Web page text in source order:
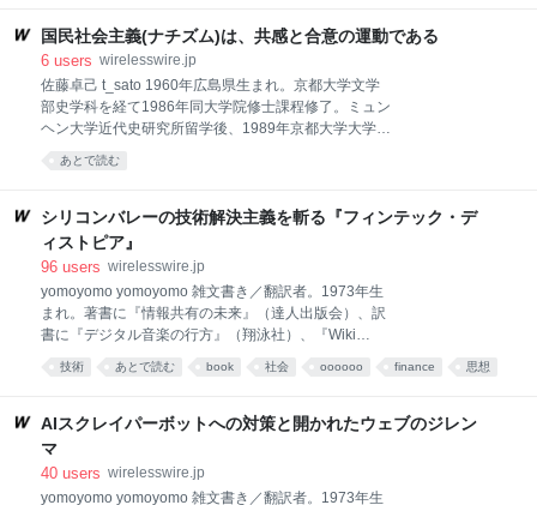
だ。 しかし、いざやってみるとすぐに壁にぶつかる。 モデルはローカル
で動いても、「知識」はローカルにないのである。 ローカルLLMにも
Webの知識は必要だが… LLMは大量のテキストで事前学習されていると
はいえ、「いま」「ここ」で必要な具体的な情報はだいたいWebにあ
る。 ちょっとマニアックなエラーコードの意味 特定ツールの最新ドキュ
国民社会主義(ナチズム)は、共感と合意の運動である
6 users wirelesswire.jp
佐藤卓己 t_sato 1960年広島県生まれ。京都大学文学
部史学科を経て1986年同大学院修士課程修了。ミュン
ヘン大学近代史研究所留学後、1989年京都大学大学院
博士課程単位取得退学。東京大学新聞研究所助手、同
志社大学文学部助教授、国際日本文化研究センター助
年3月に京都大学を早期退職し、同年4月に上智大学文
学部新聞学科教授に就任（現任）。 はじめに「大衆」
があった 1994年に私がジョージ・L・モッセの『大衆
たのはタイトルの誤読かもしれない。なんと版元でも
「大衆の国民化」ではなく「国民の大衆化」としばら
く呼ばれており、企画段階では「国民が大衆化する」
話だと受け止められていたようだ。先んじて存在して
あとで読む
シリコンバレーの技術解決主義を斬る『フィンテック・デ
ィストピア』
96 users wirelesswire.jp
yomoyomo yomoyomo 雑文書き／翻訳者。1973年生
まれ。著書に『情報共有の未来』（達人出版会）、訳
書に『デジタル音楽の行方』（翔泳社）、『Wiki
Way』（ソフトバンク クリエイティブ）、『ウェブロ
グ・ハンドブック』（毎日コミュニケーションズ）が
筆活動を続ける。 少し前にベンジャミン・ウォレス
『サトシ・ナカモトはだれだ？ 世界を変えたビットコ
イン発明者の正体に迫る』を読み終えたのですが、と
技術 あとで読む book 社会 oooooo finance 思想
AIスクレイパーボットへの対策と開かれたウェブのジレン
マ
40 users wirelesswire.jp
yomoyomo yomoyomo 雑文書き／翻訳者。1973年生